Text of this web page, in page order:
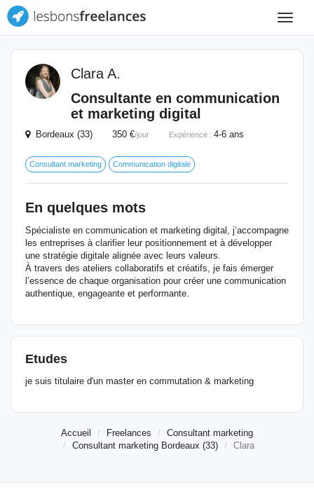
Toggle
Clara A.
Consultante en communication
et marketing digital
Bordeaux (33) 350 €/jour Expérience : 4-6 ans
Consultant marketing Communication digitale
En quelques mots
Spécialiste en communication et marketing digital, j’accompagne
les entreprises à clarifier leur positionnement et à développer
une stratégie digitale alignée avec leurs valeurs.
À travers des ateliers collaboratifs et créatifs, je fais émerger
l’essence de chaque organisation pour créer une communication
authentique, engageante et performante.
Etudes
je suis titulaire d'un master en commutation & marketing
Accueil Freelances
Consultant marketing
Consultant marketing Bordeaux (33)
Clara